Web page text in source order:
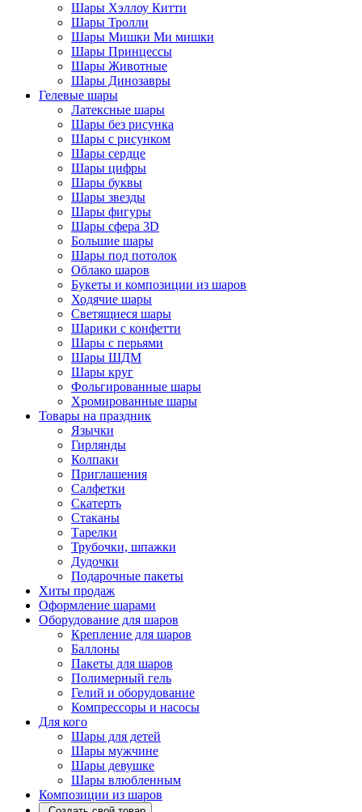
Шары Хэллоу Китти
Шары Тролли
Шары Мишки Ми мишки
Шары Принцессы
Шары Животные
Шары Динозавры
Гелевые шары
Латексные шары
Шары без рисунка
Шары с рисунком
Шары сердце
Шары цифры
Шары буквы
Шары звезды
Шары фигуры
Шары сфера 3D
Большие шары
Шары под потолок
Облако шаров
Букеты и композиции из шаров
Ходячие шары
Светящиеся шары
Шарики с конфетти
Шары с перьями
Шары ШДМ
Шары круг
Фольгированные шары
Хромированные шары
Товары на праздник
Язычки
Гирлянды
Колпаки
Приглашения
Салфетки
Скатерть
Стаканы
Тарелки
Трубочки, шпажки
Дудочки
Подарочные пакеты
Хиты продаж
Оформление шарами
Оборудование для шаров
Крепление для шаров
Баллоны
Пакеты для шаров
Полимерный гель
Гелий и оборудование
Компрессоры и насосы
Для кого
Шары для детей
Шары мужчине
Шары девушке
Шары влюбленным
Композиции из шаров